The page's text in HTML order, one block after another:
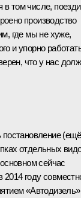
в том числе,
производство
где мы не хуже,
и упорно
что у нас
(ещё
отдельных
сейчас
2014 году
«Автодизель»